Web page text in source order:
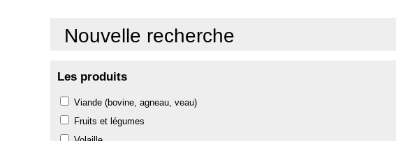
Nouvelle recherche
Les produits
Viande (bovine, agneau, veau)
Fruits et légumes